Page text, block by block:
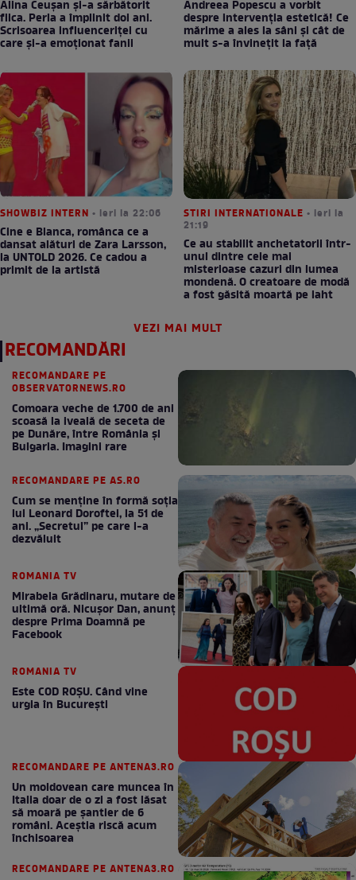
Alina Ceușan și-a sărbătorit
fiica. Perla a împlinit doi ani.
Scrisoarea influenceriței cu
care și-a emoționat fanii
Andreea Popescu a vorbit
despre intervenția estetică! Ce
mărime a ales la sâni și cât de
mult s-a învinețit la față
SHOWBIZ INTERN • ieri la 22:06
Cine e Bianca, românca ce a
dansat alături de Zara Larsson,
la UNTOLD 2026. Ce cadou a
primit de la artistă
STIRI INTERNATIONALE • ieri la
21:19
Ce au stabilit anchetatorii într-
unul dintre cele mai
misterioase cazuri din lumea
mondenă. O creatoare de modă
a fost găsită moartă pe iaht
VEZI MAI MULT
RECOMANDĂRI
RECOMANDARE PE
OBSERVATORNEWS.RO
Comoara veche de 1.700 de ani
scoasă la iveală de seceta de
pe Dunăre, între România şi
Bulgaria. Imagini rare
RECOMANDARE PE AS.RO
Cum se menţine în formă soţia
lui Leonard Doroftei, la 51 de
ani. „Secretul” pe care l-a
dezvăluit
ROMANIA TV
Mirabela Grădinaru, mutare de
ultimă oră. Nicuşor Dan, anunţ
despre Prima Doamnă pe
Facebook
ROMANIA TV
Este COD ROŞU. Când vine
urgia în Bucureşti
RECOMANDARE PE ANTENA3.RO
Un moldovean care muncea în
Italia doar de o zi a fost lăsat
să moară pe şantier de 6
români. Aceștia riscă acum
închisoarea
RECOMANDARE PE ANTENA3.RO